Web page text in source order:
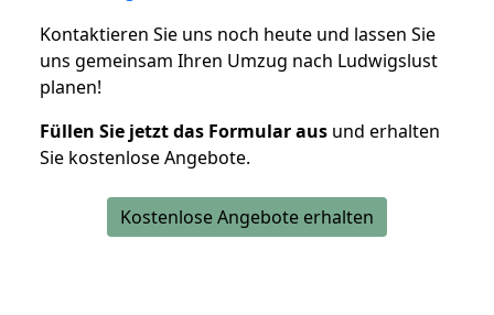
Kontaktieren Sie uns noch heute und lassen Sie
uns gemeinsam Ihren Umzug nach Ludwigslust
planen!
Füllen Sie jetzt das Formular aus und erhalten
Sie kostenlose Angebote.
Kostenlose Angebote erhalten